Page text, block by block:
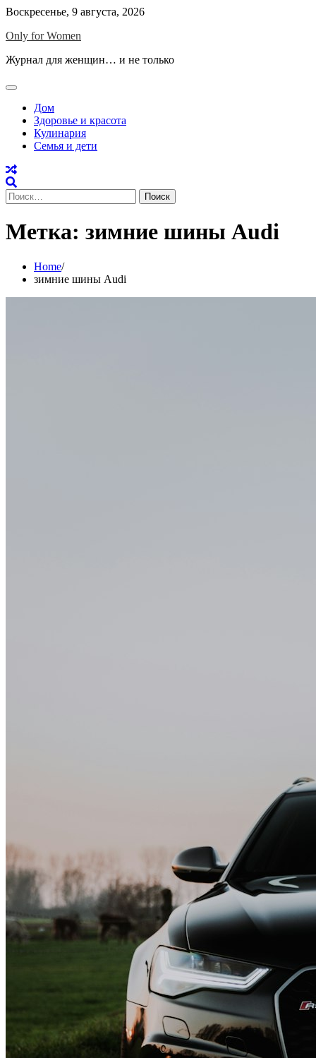
Skip
content
Воскресенье, 9 августа, 2026
Only for Women
Журнал для женщин… и не только
Дом
Здоровье и красота
Кулинария
Семья и дети
Найти:
Метка: зимние шины Audi
Home
зимние шины Audi